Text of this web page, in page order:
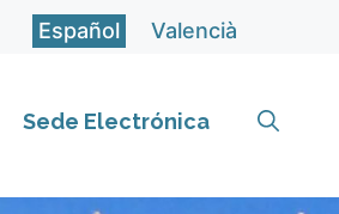
Español Valencià
Sede Electrónica